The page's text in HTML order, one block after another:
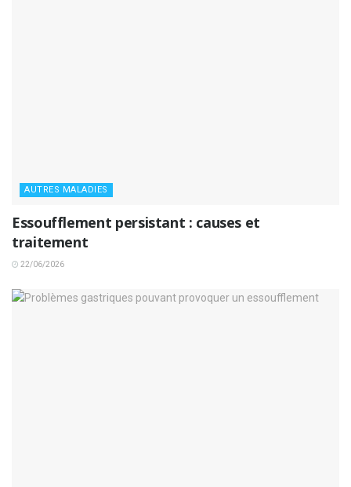
AUTRES MALADIES
Essoufflement persistant : causes et
traitement
22/06/2026